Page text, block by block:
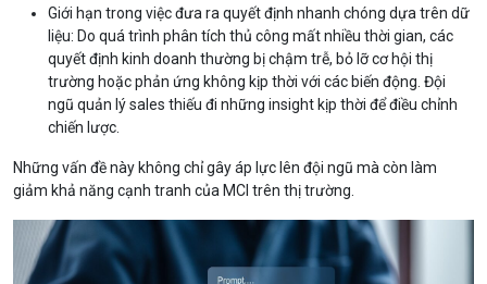
Giới hạn trong việc đưa ra quyết định nhanh chóng dựa trên dữ
liệu: Do quá trình phân tích thủ công mất nhiều thời gian, các
quyết định kinh doanh thường bị chậm trễ, bỏ lỡ cơ hội thị
trường hoặc phản ứng không kịp thời với các biến động. Đội
ngũ quản lý sales thiếu đi những insight kịp thời để điều chỉnh
chiến lược.
Những vấn đề này không chỉ gây áp lực lên đội ngũ mà còn làm
giảm khả năng cạnh tranh của MCI trên thị trường.